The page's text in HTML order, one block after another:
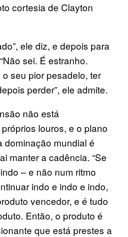
cortesia de Clayton
ele diz, e depois para
sei. É estranho.
seu pior pesadelo, ter
perder”, ele admite.
não está
louros, e o plano
dominação mundial é
manter a cadência. “Se
– e não num ritmo
indo e indo e indo,
vencedor, e é tudo
Então, o produto é
que está prestes a